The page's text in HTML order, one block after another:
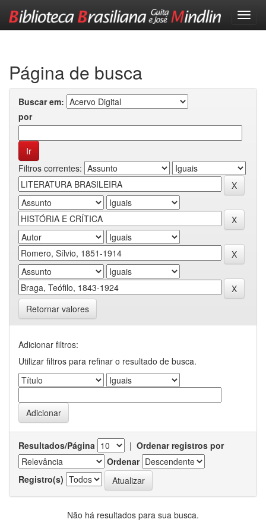
Página de busca
Buscar em:
por
Filtros correntes:
Retornar valores
Adicionar filtros:
Utilizar filtros para refinar o resultado de busca.
Resultados/Página | Ordenar registros por
Ordenar
Registro(s)
Não há resultados para sua busca.